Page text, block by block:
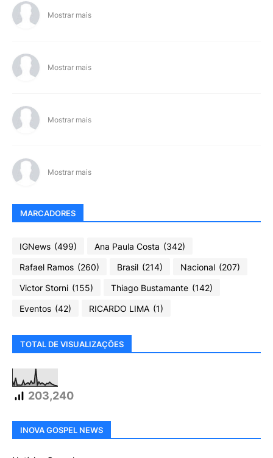
Mostrar mais
Mostrar mais
Mostrar mais
Mostrar mais
MARCADORES
IGNews (499) Ana Paula Costa (342)
Rafael Ramos (260) Brasil (214) Nacional (207)
Victor Storni (155) Thiago Bustamante (142)
Eventos (42) RICARDO LIMA (1)
TOTAL DE VISUALIZAÇÕES
203,240
INOVA GOSPEL NEWS